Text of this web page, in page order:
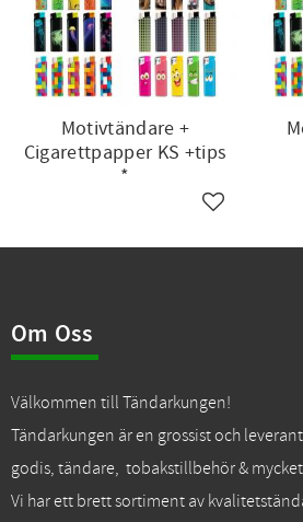
Motivtändare +
Cigarettpapper KS +tips
*
Lägg till i
Om Oss
Välkommen till Tändarkungen!
Tändarkungen är en grossist och
godis, tändare, tobakstillbehör &
Vi har ett brett sortiment av